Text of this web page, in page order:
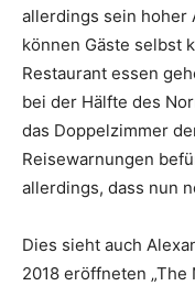
allerdings sein hoher
können Gäste selbst
Restaurant essen
bei der Hälfte des
das Doppelzimmer
Reisewarnungen
allerdings, dass nun
Dies sieht auch
2018 eröffneten